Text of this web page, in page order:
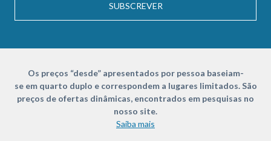
SUBSCREVER
Os preços “desde” apresentados por pessoa baseiam-
se em quarto duplo e correspondem a lugares limitados. São
preços de ofertas dinâmicas, encontrados em pesquisas no
nosso site.
Saiba mais